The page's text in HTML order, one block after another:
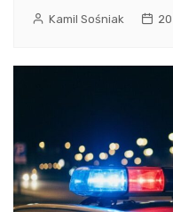
Kamil Sośniak